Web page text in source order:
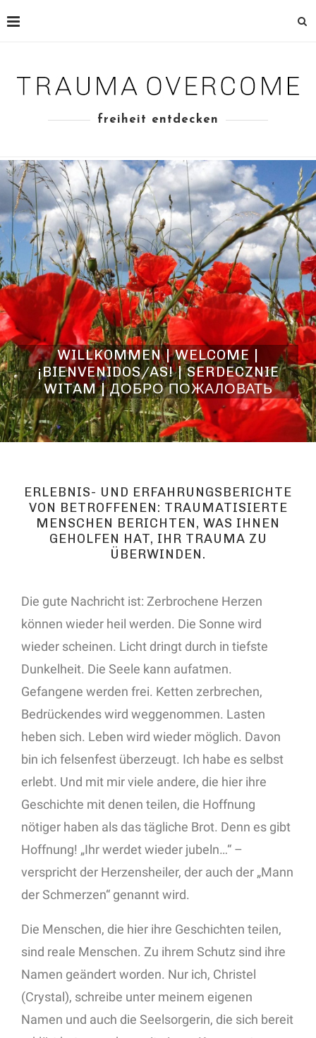
freiheit entdecken
WILLKOMMEN | WELCOME |
¡BIENVENIDOS/AS! | SERDECZNIE
WITAM | ДОБРО ПОЖАЛОВАТЬ
ERLEBNIS- UND ERFAHRUNGSBERICHTE
VON BETROFFENEN: TRAUMATISIERTE
MENSCHEN BERICHTEN, WAS IHNEN
GEHOLFEN HAT, IHR TRAUMA ZU
ÜBERWINDEN.
Die gute Nachricht ist: Zerbrochene Herzen
können wieder heil werden. Die Sonne wird
wieder scheinen. Licht dringt durch in tiefste
Dunkelheit. Die Seele kann aufatmen.
Gefangene werden frei. Ketten zerbrechen,
Bedrückendes wird weggenommen. Lasten
heben sich. Leben wird wieder möglich. Davon
bin ich felsenfest überzeugt. Ich habe es selbst
erlebt. Und mit mir viele andere, die hier ihre
Geschichte mit denen teilen, die Hoffnung
nötiger haben als das tägliche Brot. Denn es gibt
Hoffnung! „Ihr werdet wieder jubeln…“ –
verspricht der Herzensheiler, der auch der „Mann
der Schmerzen“ genannt wird.
Die Menschen, die hier ihre Geschichten teilen,
sind reale Menschen. Zu ihrem Schutz sind ihre
Namen geändert worden. Nur ich, Christel
(Crystal), schreibe unter meinem eigenen
Namen und auch die Seelsorgerin, die sich bereit